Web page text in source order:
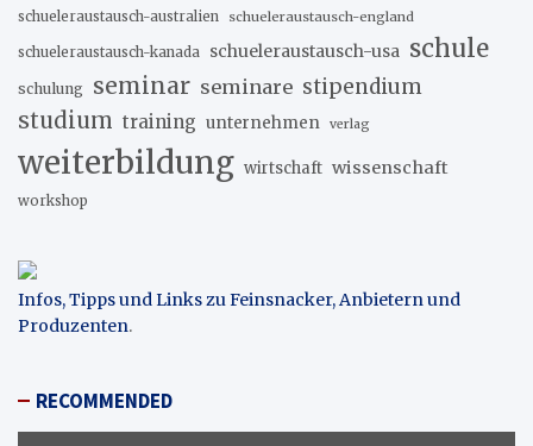
schueleraustausch-australien schueleraustausch-england
schueleraustausch-kanada schueleraustausch-usa schule
schulung seminar seminare stipendium
studium training unternehmen verlag
weiterbildung wirtschaft wissenschaft
workshop
Infos, Tipps und Links zu Feinsnacker, Anbietern und
Produzenten.
RECOMMENDED